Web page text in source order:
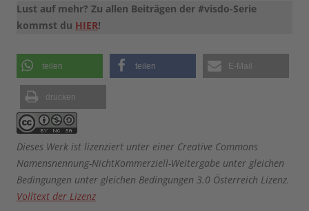
Lust auf mehr? Zu allen Beiträgen der #visdo-Serie
kommst du HIER!
teilen teilen E-Mail
drucken
Dieses Werk ist lizenziert unter einer Creative Commons
Namensnennung-NichtKommerziell-Weitergabe unter gleichen
Bedingungen unter gleichen Bedingungen 3.0 Österreich Lizenz.
Volltext der Lizenz